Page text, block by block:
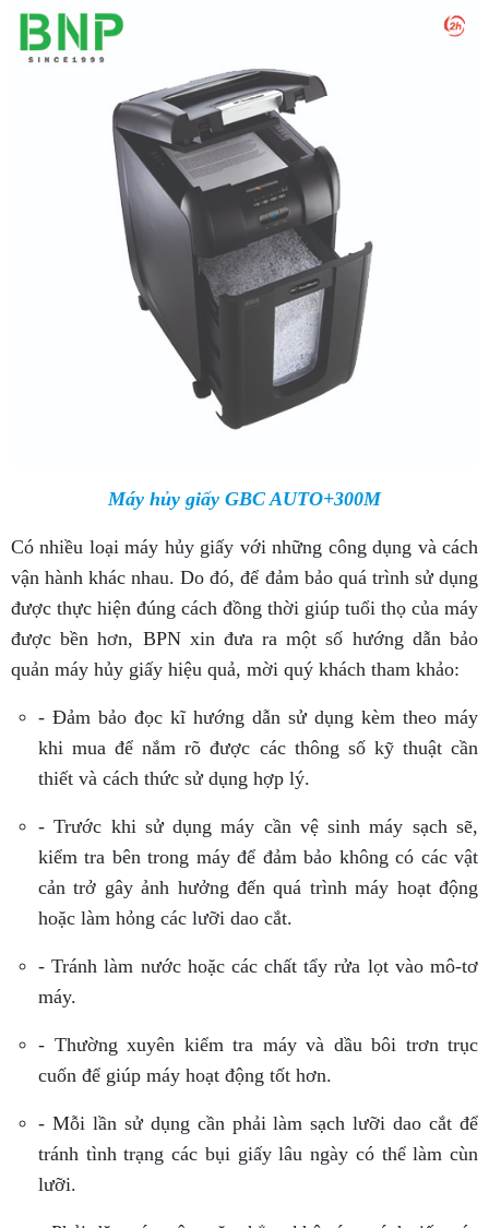
Máy hủy giấy GBC AUTO+300M
Có nhiều loại máy hủy giấy với những công dụng và cách
vận hành khác nhau. Do đó, để đảm bảo quá trình sử dụng
được thực hiện đúng cách đồng thời giúp tuổi thọ của máy
được bền hơn, BPN xin đưa ra một số hướng dẫn bảo
quản máy hủy giấy hiệu quả, mời quý khách tham khảo:
- Đảm bảo đọc kĩ hướng dẫn sử dụng kèm theo máy
khi mua để nắm rõ được các thông số kỹ thuật cần
thiết và cách thức sử dụng hợp lý.
- Trước khi sử dụng máy cần vệ sinh máy sạch sẽ,
kiểm tra bên trong máy để đảm bảo không có các vật
cản trở gây ảnh hưởng đến quá trình máy hoạt động
hoặc làm hỏng các lưỡi dao cắt.
- Tránh làm nước hoặc các chất tẩy rửa lọt vào mô-tơ
máy.
- Thường xuyên kiểm tra máy và dầu bôi trơn trục
cuốn để giúp máy hoạt động tốt hơn.
- Mỗi lần sử dụng cần phải làm sạch lưỡi dao cắt để
tránh tình trạng các bụi giấy lâu ngày có thể làm cùn
lưỡi.